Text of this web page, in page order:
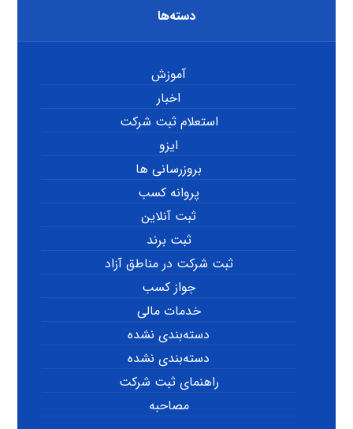
دسته‌ها
آموزش
اخبار
استعلام ثبت شرکت
ایزو
بروزرسانی ها
پروانه کسب
ثبت آنلاین
ثبت برند
ثبت شرکت در مناطق آزاد
جواز کسب
خدمات مالی
دسته‌بندی نشده
دسته‌بندی نشده
راهنمای ثبت شرکت
مصاحبه